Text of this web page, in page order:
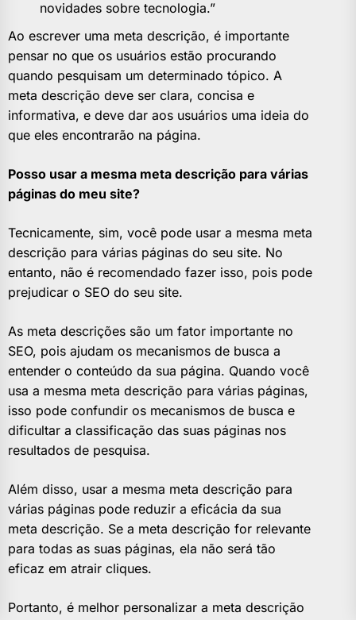
novidades sobre tecnologia.”
Ao escrever uma meta descrição, é importante
pensar no que os usuários estão procurando
quando pesquisam um determinado tópico. A
meta descrição deve ser clara, concisa e
informativa, e deve dar aos usuários uma ideia do
que eles encontrarão na página.
Posso usar a mesma meta descrição para várias
páginas do meu site?
Tecnicamente, sim, você pode usar a mesma meta
descrição para várias páginas do seu site. No
entanto, não é recomendado fazer isso, pois pode
prejudicar o SEO do seu site.
As meta descrições são um fator importante no
SEO, pois ajudam os mecanismos de busca a
entender o conteúdo da sua página. Quando você
usa a mesma meta descrição para várias páginas,
isso pode confundir os mecanismos de busca e
dificultar a classificação das suas páginas nos
resultados de pesquisa.
Além disso, usar a mesma meta descrição para
várias páginas pode reduzir a eficácia da sua
meta descrição. Se a meta descrição for relevante
para todas as suas páginas, ela não será tão
eficaz em atrair cliques.
Portanto, é melhor personalizar a meta descrição